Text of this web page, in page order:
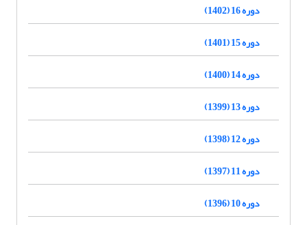
دوره 16 (1402)
دوره 15 (1401)
دوره 14 (1400)
دوره 13 (1399)
دوره 12 (1398)
دوره 11 (1397)
دوره 10 (1396)